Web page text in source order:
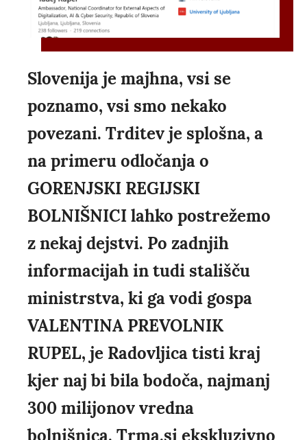
Slovenija je majhna, vsi se
poznamo, vsi smo nekako
povezani. Trditev je splošna, a
na primeru odločanja o
GORENJSKI REGIJSKI
BOLNIŠNICI lahko postrežemo
z nekaj dejstvi. Po zadnjih
informacijah in tudi stališču
ministrstva, ki ga vodi gospa
VALENTINA PREVOLNIK
RUPEL, je Radovljica tisti kraj
kjer naj bi bila bodoča, najmanj
300 milijonov vredna
bolnišnica. Trma.si ekskluzivno